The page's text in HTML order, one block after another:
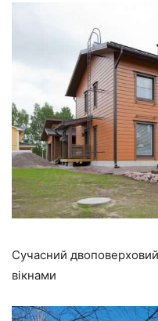
Сучасний
вікнами